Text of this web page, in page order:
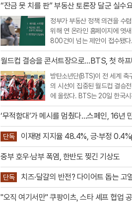
“잔금 못 치를 판” 부동산 토론장 달군 실수
출 호소
정부가 부동산 정책 의견을 수렴
위해 연 온라인 홈페이지에 엿새
800건이 넘는 제안이 접수됐다
과 무주택자를 중심으로 대출
화를 요구하는 목소리가 가장 컸
기 위한 규제 개선 요구도 이어
일 부동산토론회 홈페이지에 따
난 19일 오후 9시까지
월드컵 결승을 콘서트장으로…BTS, 첫 하프
쇼 찢었다
방탄소년단(BTS)이 전 세계 축
의 시선이 집중된 월드컵 결승
에 올랐다. BTS는 20일 한국시
국 뉴저지 메트라이프 스타디움
린 2026 FIFA 북중미 월드컵 스
아르헨티나의 결승전 하프타임
전체로 출연했다.이번 공연은
월드컵 결승전에 처음 도입한
프타임 쇼라는 점
‘무적함대’가 메시를 멈췄다…스페인, 16년
드컵 정상
단독
이재명 지지율 48.4%, 긍·부정
차
중부 호우·남부 폭염, 한반도 찢긴 기상도
단독
치즈·달걀의 반전? 다이어트 돕는 고
힘
"오직 여기서만" 쿠팡이츠, 스타 셰프 협업 공